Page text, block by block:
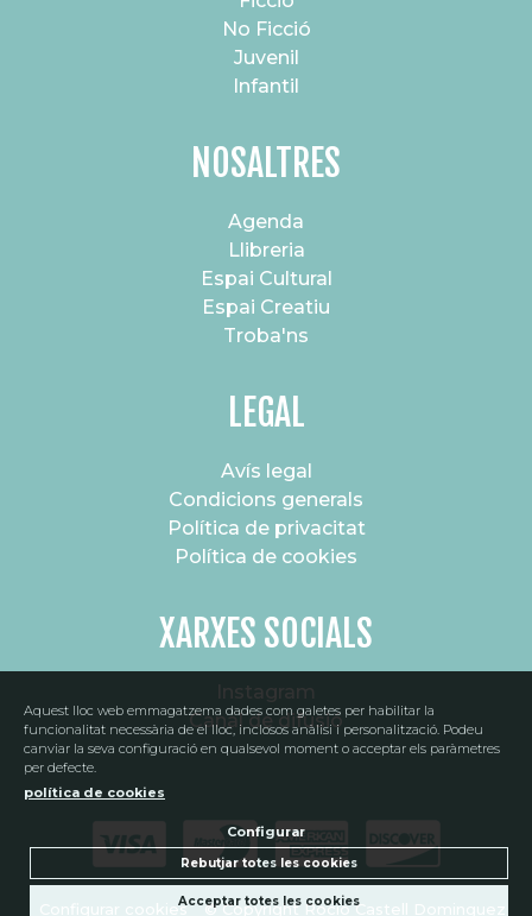
No Ficció
Juvenil
Infantil
NOSALTRES
Agenda
Llibreria
Espai Cultural
Espai Creatiu
Troba'ns
LEGAL
Avís legal
Condicions generals
Política de privacitat
Política de cookies
XARXES SOCIALS
Canal de difusió
Configurar cookies © Copyright Rocio Castell Dominguez
Aquest lloc web emmagatzema dades com galetes per habilitar la
funcionalitat necessària de el lloc, inclosos anàlisi i personalització. Podeu
canviar la seva configuració en qualsevol moment o acceptar els paràmetres
per defecte.
política de cookies
Configurar
Rebutjar totes les cookies
Acceptar totes les cookies